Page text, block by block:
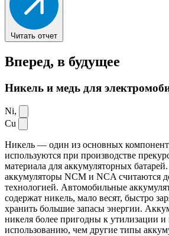
Читать отчет
Вперед, в будущее
Никель и медь для
Ni,
Cu
Никель — один из основных
используются при производстве
материала для аккумуляторных
аккумуляторы NCM и NCA считаются
технологией. Автомобильные
содержат никель, мало весят, быстро
хранить большие запасы энергии.
никеля более пригодны к утилизации
использованию, чем другие типы